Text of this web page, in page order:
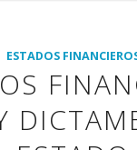
ESTADOS